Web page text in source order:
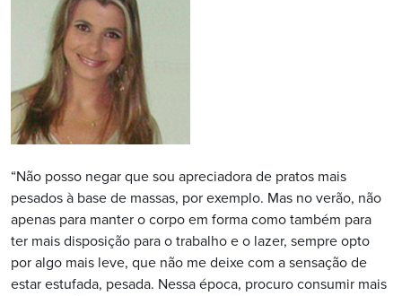
“Não posso negar que sou apreciadora de pratos mais
pesados à base de massas, por exemplo. Mas no verão, não
apenas para manter o corpo em forma como também para
ter mais disposição para o trabalho e o lazer, sempre opto
por algo mais leve, que não me deixe com a sensação de
estar estufada, pesada. Nessa época, procuro consumir mais